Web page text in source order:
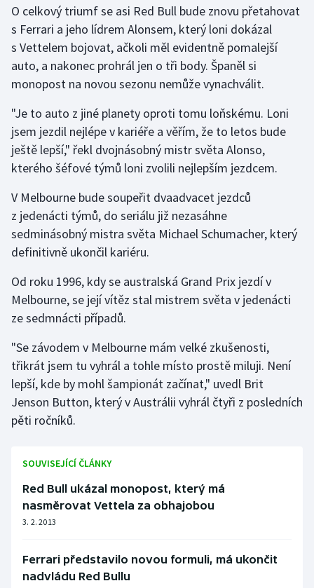
Triatlon
Veslování
Vodní slalom
Ostatní
O celkový triumf se asi Red Bull bude znovu přetahovat
s Ferrari a jeho lídrem Alonsem, který loni dokázal
s Vettelem bojovat, ačkoli měl evidentně pomalejší
auto, a nakonec prohrál jen o tři body. Španěl si
monopost na novou sezonu nemůže vynachválit.
"Je to auto z jiné planety oproti tomu loňskému. Loni
jsem jezdil nejlépe v kariéře a věřím, že to letos bude
ještě lepší," řekl dvojnásobný mistr světa Alonso,
kterého šéfové týmů loni zvolili nejlepším jezdcem.
V Melbourne bude soupeřit dvaadvacet jezdců
z jedenácti týmů, do seriálu již nezasáhne
sedminásobný mistra světa Michael Schumacher, který
definitivně ukončil kariéru.
Od roku 1996, kdy se australská Grand Prix jezdí v
Melbourne, se její vítěz stal mistrem světa v jedenácti
ze sedmnácti případů.
"Se závodem v Melbourne mám velké zkušenosti,
třikrát jsem tu vyhrál a tohle místo prostě miluji. Není
lepší, kde by mohl šampionát začínat," uvedl Brit
Jenson Button, který v Austrálii vyhrál čtyři z posledních
pěti ročníků.
SOUVISEJÍCÍ ČLÁNKY
Red Bull ukázal monopost, který má
nasměrovat Vettela za obhajobou
3. 2. 2013
Ferrari představilo novou formuli, má ukončit
nadvládu Red Bullu